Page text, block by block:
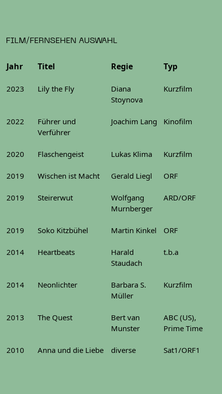
FILM/FERNSEHEN AUSWAHL
Jahr Titel Regie Typ
2023 Lily the Fly
Diana
Stoynova
Kurzfilm
2022
Führer und
Verführer
Joachim Lang Kinofilm
2020 Flaschengeist Lukas Klima Kurzfilm
2019 Wischen ist Macht Gerald Liegl ORF
2019 Steirerwut
Wolfgang
Murnberger
ARD/ORF
2019 Soko Kitzbühel Martin Kinkel ORF
2014 Heartbeats
Harald
Staudach
t.b.a
2014 Neonlichter
Barbara S.
Müller
Kurzfilm
2013 The Quest
Bert van
Munster
ABC (US),
Prime Time
2010 Anna und die Liebe diverse Sat1/ORF1